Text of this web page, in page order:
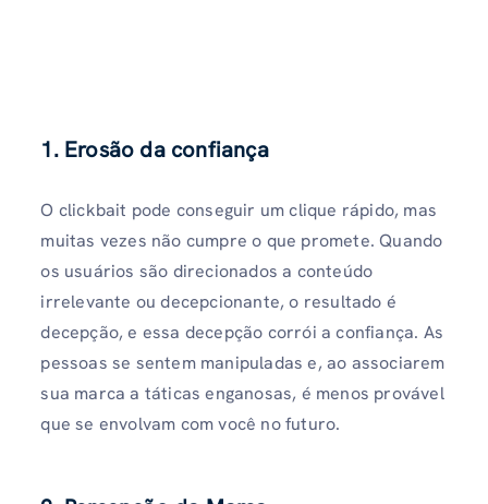
1. Erosão da confiança
O clickbait pode conseguir um clique rápido, mas
muitas vezes não cumpre o que promete. Quando
os usuários são direcionados a conteúdo
irrelevante ou decepcionante, o resultado é
decepção, e essa decepção corrói a confiança. As
pessoas se sentem manipuladas e, ao associarem
sua marca a táticas enganosas, é menos provável
que se envolvam com você no futuro.